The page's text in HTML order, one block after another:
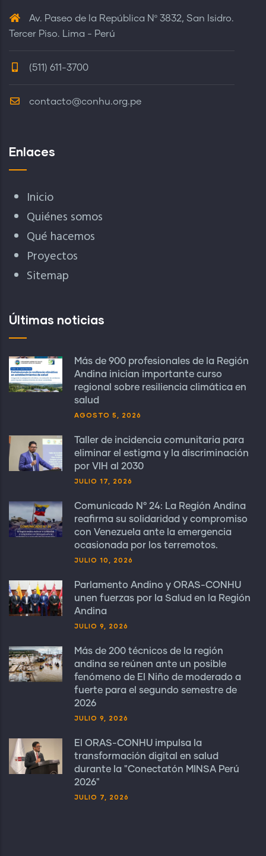
Av. Paseo de la República Nº 3832, San Isidro.
Tercer Piso. Lima - Perú
(511) 611-3700
contacto@conhu.org.pe
Enlaces
Inicio
Quiénes somos
Qué hacemos
Proyectos
Sitemap
Últimas noticias
Más de 900 profesionales de la Región
Andina inician importante curso
regional sobre resiliencia climática en
salud
AGOSTO 5, 2026
Taller de incidencia comunitaria para
eliminar el estigma y la discriminación
por VIH al 2030
JULIO 17, 2026
Comunicado N° 24: La Región Andina
reafirma su solidaridad y compromiso
con Venezuela ante la emergencia
ocasionada por los terremotos.
JULIO 10, 2026
Parlamento Andino y ORAS-CONHU
unen fuerzas por la Salud en la Región
Andina
JULIO 9, 2026
Más de 200 técnicos de la región
andina se reúnen ante un posible
fenómeno de El Niño de moderado a
fuerte para el segundo semestre de
2026
JULIO 9, 2026
El ORAS-CONHU impulsa la
transformación digital en salud
durante la "Conectatón MINSA Perú
2026"
JULIO 7, 2026